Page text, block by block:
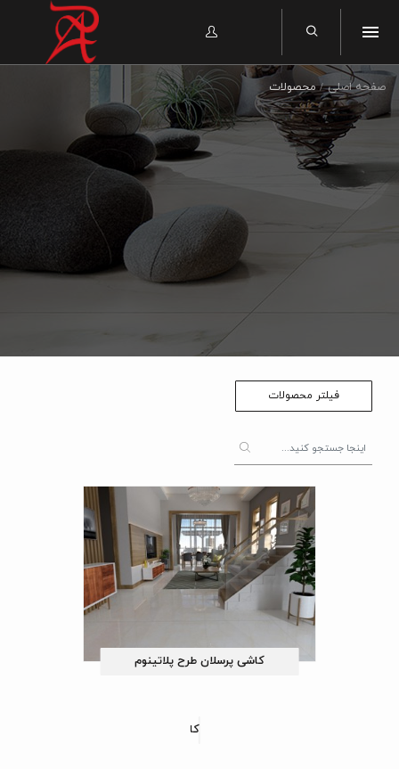
صفحه اصلی محصولات
فیلتر محصولات
کاشی پرسلان طرح پلاتینوم
کاشی پرسلان طرح کیانا